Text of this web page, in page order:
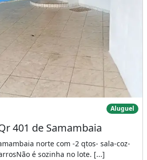
na Qr 401 de Samambaia Aluguel
401 de Samambaia
norte com -2 qtos- sala-coz-
é sozinha no lote. [...]